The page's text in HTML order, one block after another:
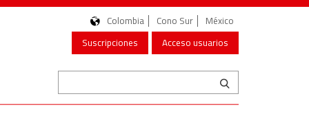
Colombia Cono Sur
México
Suscripciones
Acceso usuarios